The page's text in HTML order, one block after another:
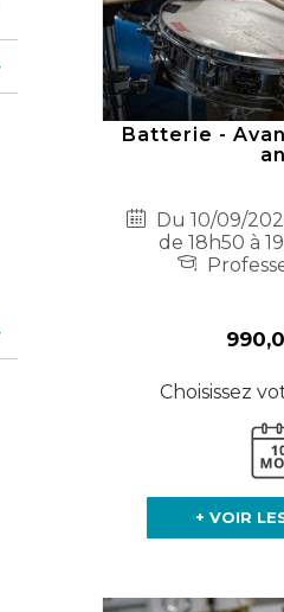
Batterie -
Du 10/09/
de 18h50 à
Choisissez
+ VOIR